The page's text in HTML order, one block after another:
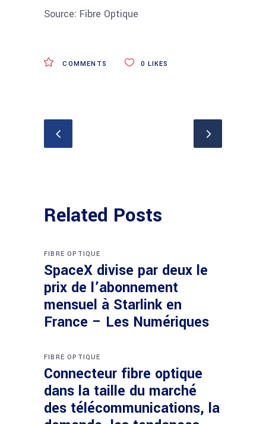
Source: Fibre Optique
COMMENTS 0 LIKES
Related Posts
FIBRE OPTIQUE
SpaceX divise par deux le
prix de l’abonnement
mensuel à Starlink en
France – Les Numériques
FIBRE OPTIQUE
Connecteur fibre optique
dans la taille du marché
des télécommunications, la